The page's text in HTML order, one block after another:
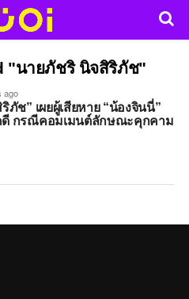
"นายภัชริ นิจสิริภัช"
ago
ภัช” เผยผู้เสียหาย “น้องจินนี่”
ดี กรณีคอมเมนต์ลักษณะคุกคาม